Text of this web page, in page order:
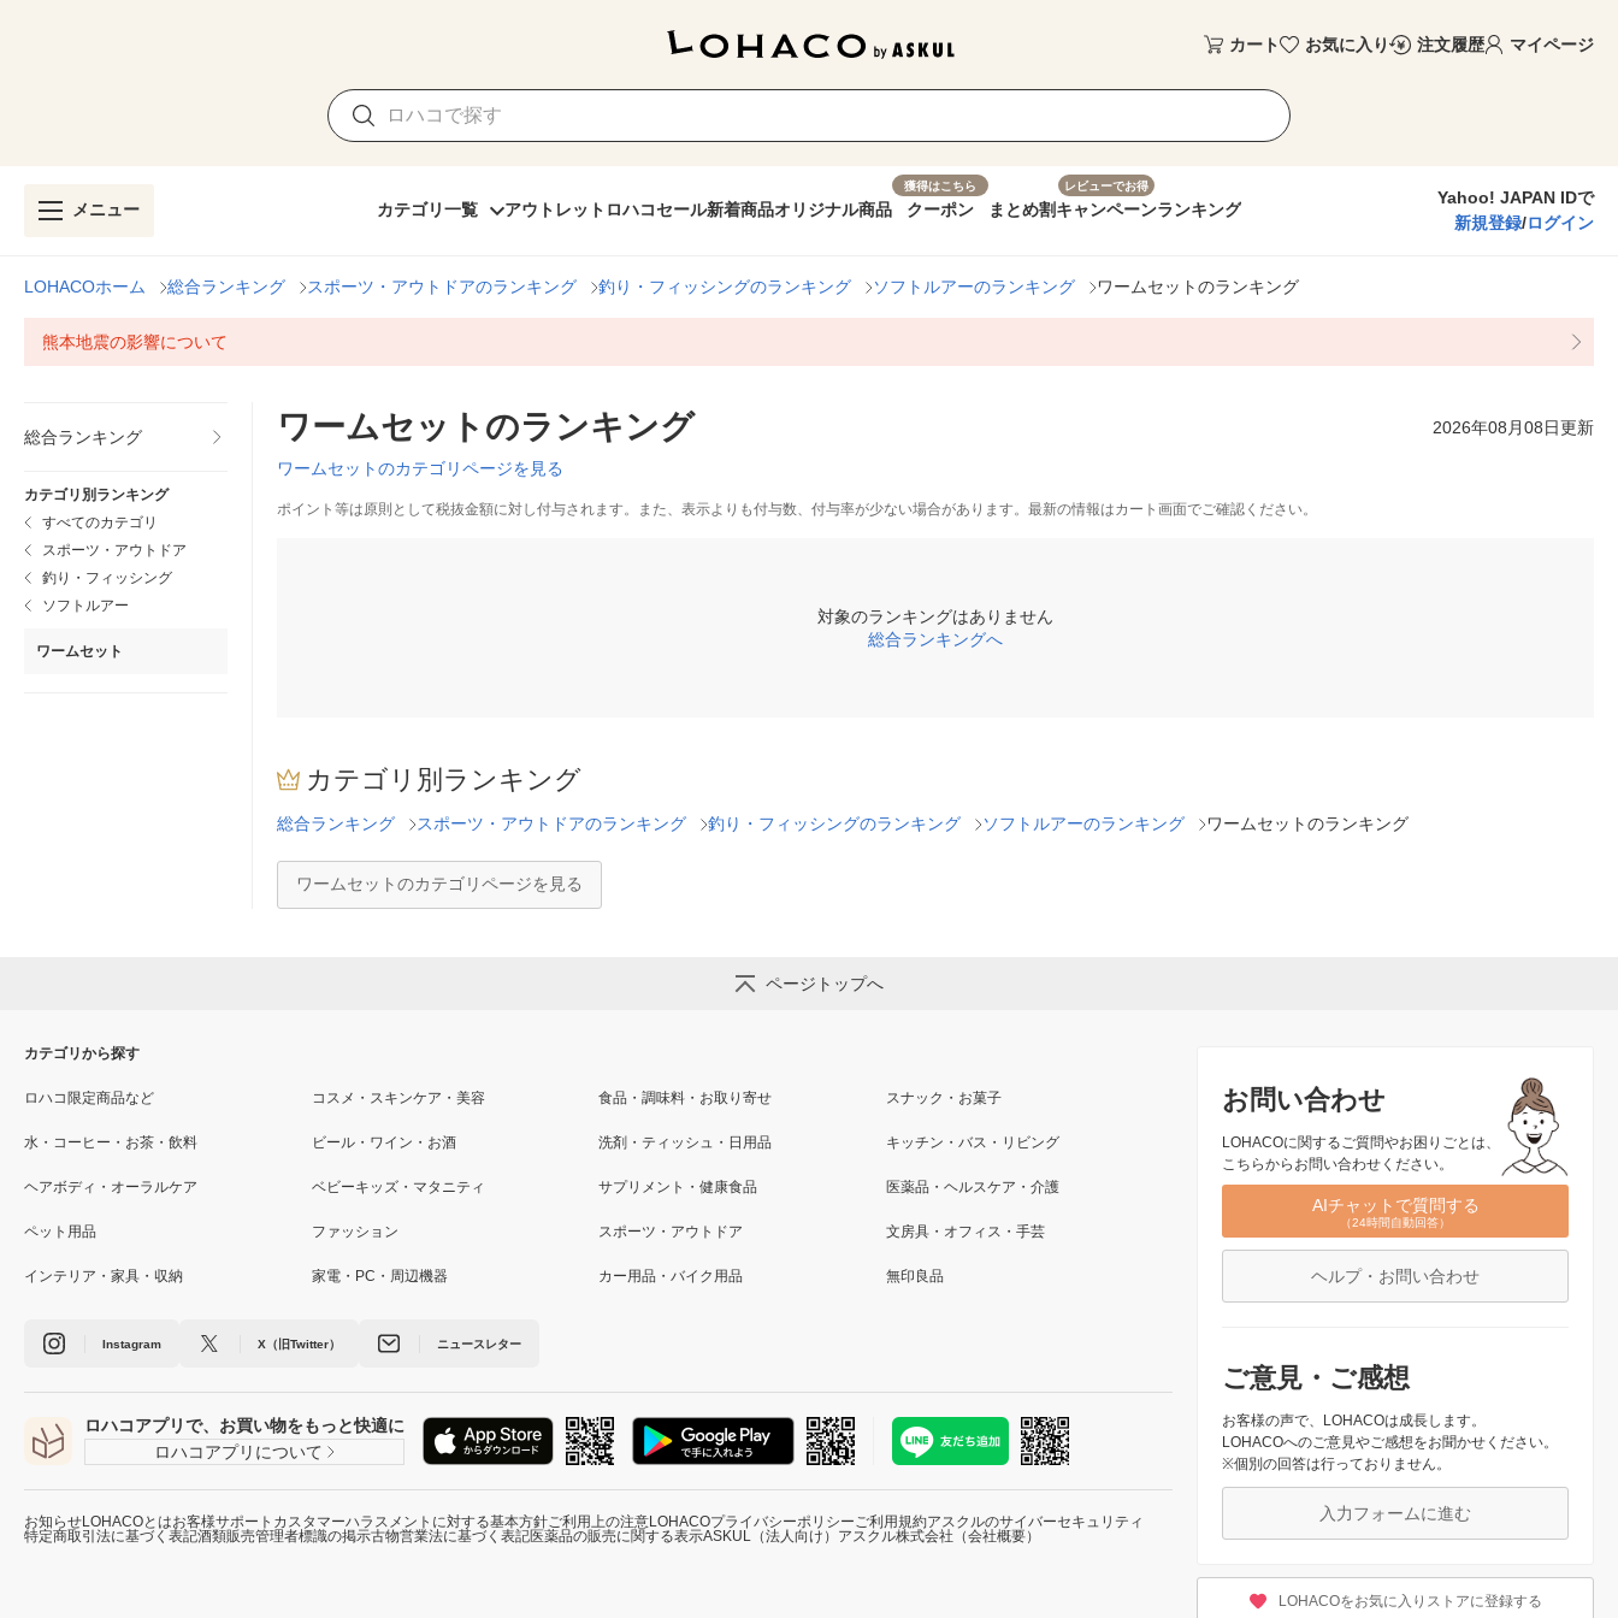
カート お気に入り 注文履歴 マイページ
メニュー カテゴリ一覧 アウトレット ロハコセール新着商品オリジナル商品
獲得はこちら
クーポン まとめ割
レビューでお得
キャンペーンランキング
Yahoo! JAPAN IDで
新規登録/ログイン
LOHACOホーム 総合ランキング スポーツ・アウトドアのランキング 釣り・フィッシングのランキング ソフトルアーのランキング ワームセットのランキング
熊本地震の影響について
総合ランキング
カテゴリ別ランキング
すべてのカテゴリ
スポーツ・アウトドア
釣り・フィッシング
ソフトルアー
ワームセット
ワームセットのランキング 2026年08月08日更新
ワームセットのカテゴリページを見る
ポイント等は原則として税抜金額に対し付与されます。また、表示よりも付与数、付与率が少ない場合があります。最新の情報はカート画面でご確認ください。
対象のランキングはありません
総合ランキングへ
カテゴリ別ランキング
総合ランキング スポーツ・アウトドアのランキング 釣り・フィッシングのランキング ソフトルアーのランキング ワームセットのランキング
ワームセットのカテゴリページを見る
ページトップへ
お問い合わせ
LOHACOに関するご質問やお困りごとは、
こちらからお問い合わせください。
AIチャットで質問する
（24時間自動回答）
ヘルプ・お問い合わせ
ご意見・ご感想
お客様の声で、LOHACOは成長します。
LOHACOへのご意見やご感想をお聞かせください。
※個別の回答は行っておりません。
入力フォームに進む
LOHACOをお気に入りストアに登録する
カテゴリから探す
ロハコ限定商品など コスメ・スキンケア・美容 食品・調味料・お取り寄せ スナック・お菓子
水・コーヒー・お茶・飲料 ビール・ワイン・お酒 洗剤・ティッシュ・日用品 キッチン・バス・リビング
ヘアボディ・オーラルケア ベビーキッズ・マタニティ サプリメント・健康食品 医薬品・ヘルスケア・介護
ペット用品 ファッション スポーツ・アウトドア 文房具・オフィス・手芸
インテリア・家具・収納 家電・PC・周辺機器 カー用品・バイク用品 無印良品
Instagram X（旧Twitter） ニュースレター
ロハコアプリで、お買い物をもっと快適に
ロハコアプリについて
お知らせLOHACOとはお客様サポート カスタマーハラスメントに対する基本方針ご利用上の注意LOHACOプライバシーポリシーご利用規約アスクルのサイバーセキュリティ
特定商取引法に基づく表記酒類販売管理者標識の掲示古物営業法に基づく表記医薬品の販売に関する表示ASKUL（法人向け） アスクル株式会社（会社概要）